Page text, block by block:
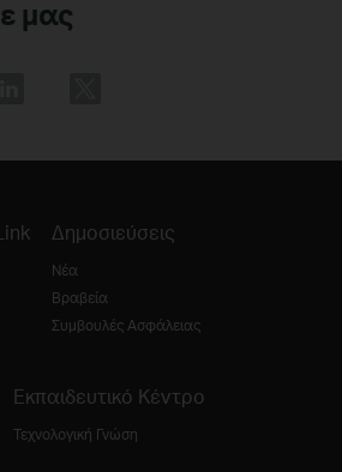
μας
Δημοσιεύσεις
Νέα
Βραβεία
Συμβουλές Ασφάλειας
Εκπαιδευτικό Κέντρο
Τεχνολογική Γνώση